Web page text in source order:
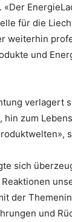
«Der
für die
weiterhin
und
verlagert
hin zum
sich
der
und